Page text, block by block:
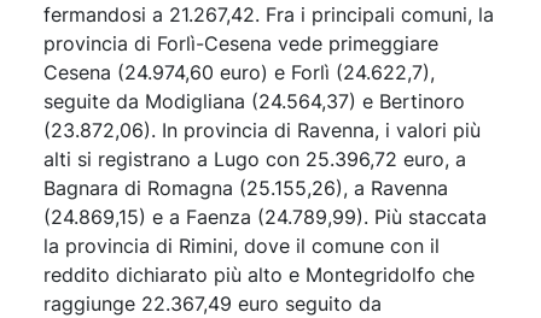
fermandosi a 21.267,42. Fra i principali comuni, la
provincia di Forlì-Cesena vede primeggiare
Cesena (24.974,60 euro) e Forlì (24.622,7),
seguite da Modigliana (24.564,37) e Bertinoro
(23.872,06). In provincia di Ravenna, i valori più
alti si registrano a Lugo con 25.396,72 euro, a
Bagnara di Romagna (25.155,26), a Ravenna
(24.869,15) e a Faenza (24.789,99). Più staccata
la provincia di Rimini, dove il comune con il
reddito dichiarato più alto e Montegridolfo che
raggiunge 22.367,49 euro seguito da